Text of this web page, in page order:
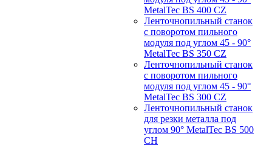
MetalTec BS 400 CZ
Ленточнопильный станок
c поворотом пильного
модуля под углом 45 - 90°
MetalTec BS 350 CZ
Ленточнопильный станок
c поворотом пильного
модуля под углом 45 - 90°
MetalTec BS 300 CZ
Ленточнопильный станок
для резки металла под
углом 90° MetalTec BS 500
CH